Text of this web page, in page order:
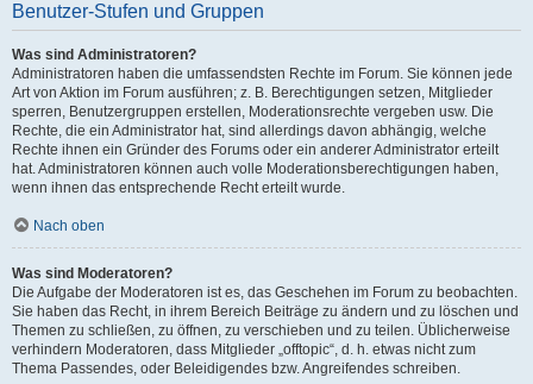
Benutzer-Stufen und Gruppen
Was sind Administratoren?
Administratoren haben die umfassendsten Rechte im Forum. Sie können jede
Art von Aktion im Forum ausführen; z. B. Berechtigungen setzen, Mitglieder
sperren, Benutzergruppen erstellen, Moderationsrechte vergeben usw. Die
Rechte, die ein Administrator hat, sind allerdings davon abhängig, welche
Rechte ihnen ein Gründer des Forums oder ein anderer Administrator erteilt
hat. Administratoren können auch volle Moderationsberechtigungen haben,
wenn ihnen das entsprechende Recht erteilt wurde.
Nach oben
Was sind Moderatoren?
Die Aufgabe der Moderatoren ist es, das Geschehen im Forum zu beobachten.
Sie haben das Recht, in ihrem Bereich Beiträge zu ändern und zu löschen und
Themen zu schließen, zu öffnen, zu verschieben und zu teilen. Üblicherweise
verhindern Moderatoren, dass Mitglieder „offtopic“, d. h. etwas nicht zum
Thema Passendes, oder Beleidigendes bzw. Angreifendes schreiben.